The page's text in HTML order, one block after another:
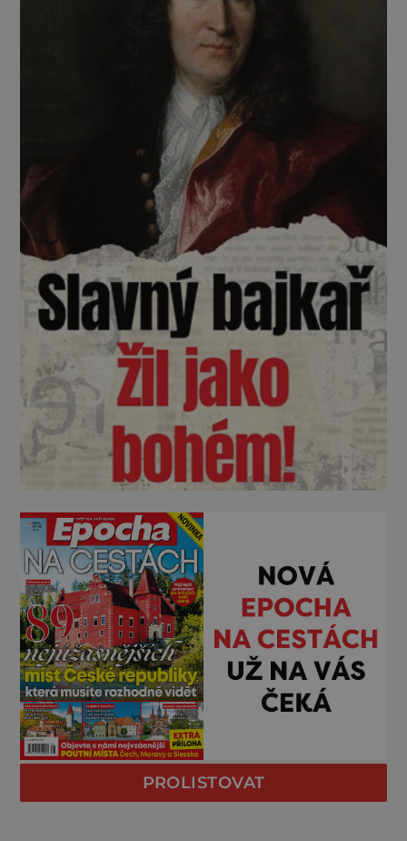
PROLISTOVAT